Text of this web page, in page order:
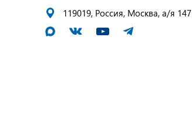
119019, Россия, Москва, а/я 147